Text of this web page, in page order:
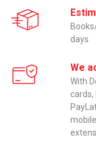
days.
We
With
cards,